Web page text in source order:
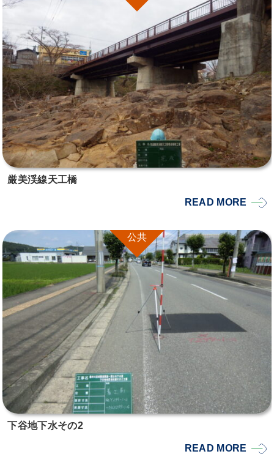
厳美渓線天工橋
READ MORE
公共
下谷地下水その2
READ MORE